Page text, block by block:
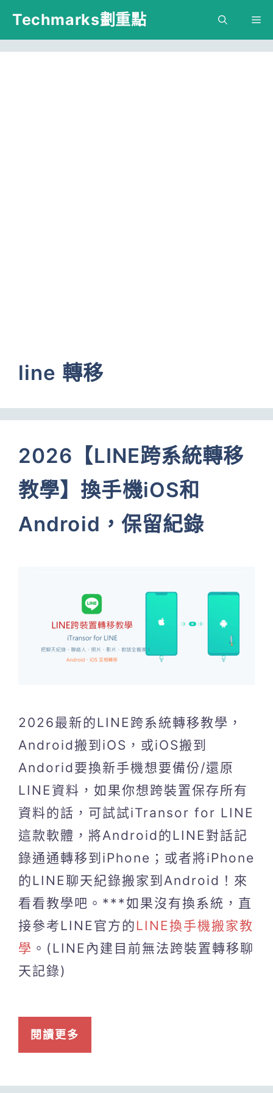
跳
主
Techmarks劃重點
line 轉移
2026【LINE跨系統轉移
教學】換手機iOS和
Android，保留紀錄
2026最新的LINE跨系統轉移教學，
Android搬到iOS，或iOS搬到
Andorid要換新手機想要備份/還原
LINE資料，如果你想跨裝置保存所有
資料的話，可試試iTransor for LINE
這款軟體，將Android的LINE對話記
錄通通轉移到iPhone；或者將iPhone
的LINE聊天紀錄搬家到Android！來
看看教學吧。***如果沒有換系統，直
接參考LINE官方的LINE換手機搬家教
學 。(LINE內建目前無法跨裝置轉移聊
天記錄)
閱讀更多